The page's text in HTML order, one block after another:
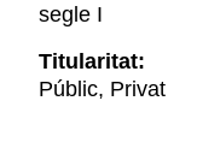
segle I
Titularitat:
Públic, Privat